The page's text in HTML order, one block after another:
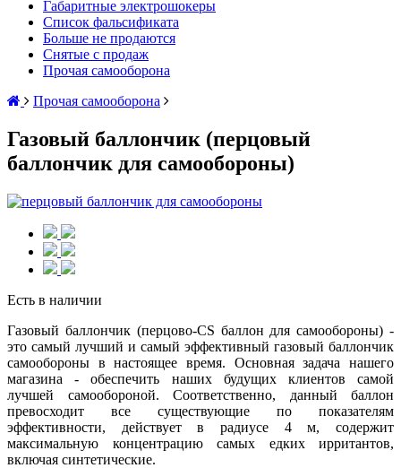
Габаритные электрошокеры
Список фальсификата
Больше не продаются
Снятые с продаж
Прочая самооборона
Прочая самооборона
Газовый баллончик (перцовый
баллончик для самообороны)
Есть в наличии
Газовый баллончик (перцово-CS баллон для самообороны) -
это самый лучший и самый эффективный газовый баллончик
самообороны в настоящее время. Основная задача нашего
магазина - обеспечить наших будущих клиентов самой
лучшей самообороной. Соответственно, данный баллон
превосходит все существующие по показателям
эффективности, действует в радиусе 4 м, содержит
максимальную концентрацию самых едких ирритантов,
включая синтетические.